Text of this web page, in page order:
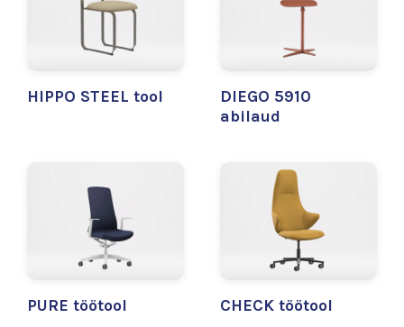
HIPPO STEEL tool
DIEGO 5910
abilaud
PURE töötool CHECK töötool